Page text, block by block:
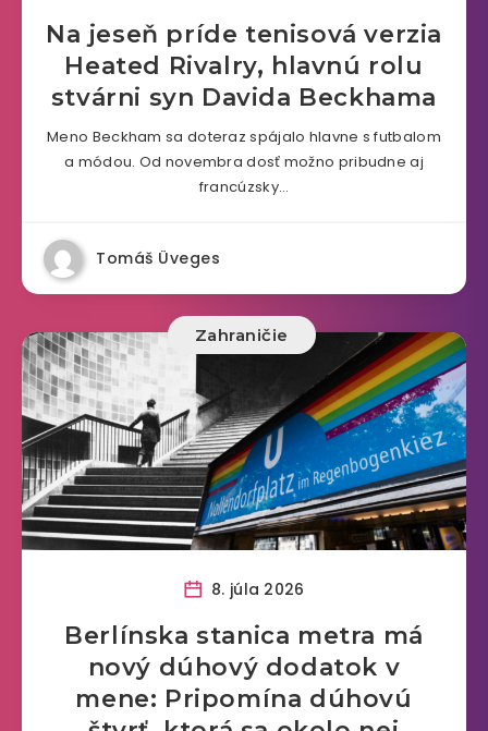
Na jeseň príde tenisová verzia
Heated Rivalry, hlavnú rolu
stvárni syn Davida Beckhama
Meno Beckham sa doteraz spájalo hlavne s futbalom
a módou. Od novembra dosť možno pribudne aj
francúzsky…
Tomáš Üveges
Zahraničie
8. júla 2026
Berlínska stanica metra má
nový dúhový dodatok v
mene: Pripomína dúhovú